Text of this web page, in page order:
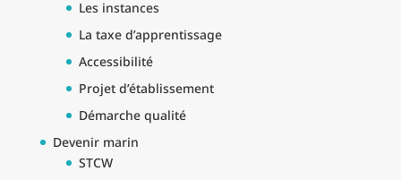
Les instances
La taxe d’apprentissage
Accessibilité
Projet d’établissement
Démarche qualité
Devenir marin
STCW